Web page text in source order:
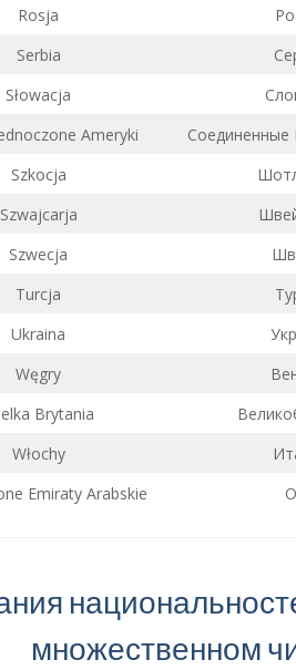
Rosja
Serbia
Słowacja
Ameryki
Szkocja
Szwajcarja
Szwecja
Turcja
Ukraina
Węgry
Brytania
Włochy
Emiraty Arabskie
множественном